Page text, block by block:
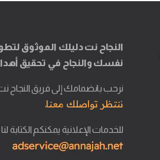
النجاح نت دليلك الموثوق
نفسك والنجاح في تحقيق
نرحب بانضمامك إلى فريق النجاح
ننتظر تواصلك معنا.
للخدمات الإعلانية يمكنكم الكتابة لنا